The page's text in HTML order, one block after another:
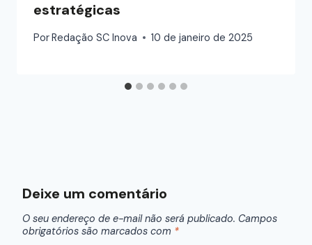
estratégicas
PorRedação SC Inova 10 de janeiro de 2025
Deixe um comentário
O seu endereço de e-mail não será publicado. Campos
obrigatórios são marcados com *